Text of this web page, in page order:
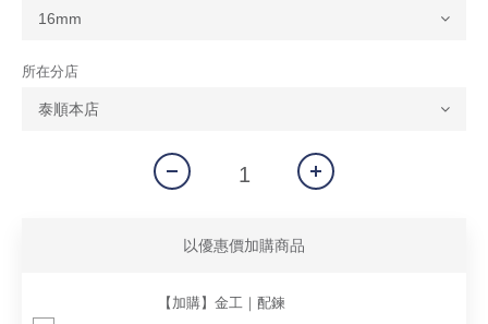
所在分店
以優惠價加購商品
【加購】金工｜配鍊